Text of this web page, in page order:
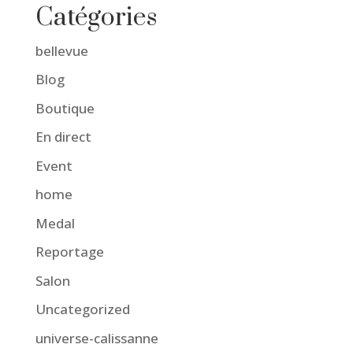
Catégories
bellevue
Blog
Boutique
En direct
Event
home
Medal
Reportage
Salon
Uncategorized
universe-calissanne